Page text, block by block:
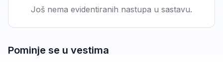
Još nema evidentiranih nastupa u sastavu.
Pominje se u vestima